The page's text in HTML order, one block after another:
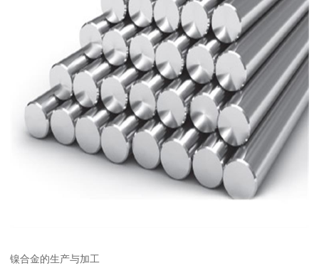
镍合金的生产与加工